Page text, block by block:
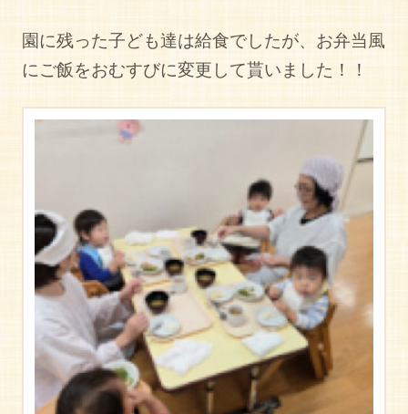
園に残った子ども達は給食でしたが、お弁当風
にご飯をおむすびに変更して貰いました！！